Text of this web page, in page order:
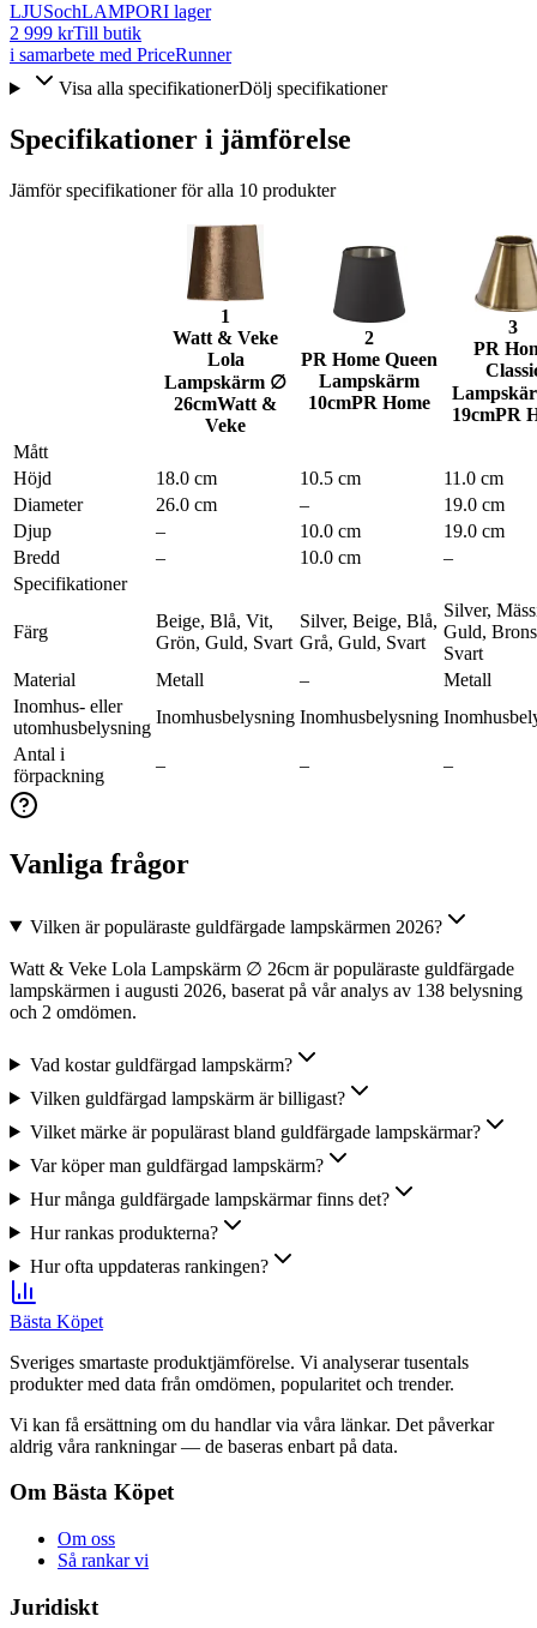
LJUSochLAMPORI lager
2 999 krTill butik
i samarbete med PriceRunner
Visa alla specifikationerDölj specifikationer
Specifikationer i jämförelse
Jämför specifikationer för alla 10 produkter
1
Watt & Veke
Lola
Lampskärm ∅
26cmWatt &
Veke
2
PR Home Queen
Lampskärm
10cmPR Home
3
PR
19cmPR
Mått
Höjd
18.0 cm 10.5 cm
11.0 cm
Diameter
26.0 cm –
19.0 cm
Djup
– 10.0 cm
19.0 cm
Bredd
– 10.0 cm
–
Specifikationer
Färg
Beige, Blå, Vit,
Grön, Guld, Svart
Silver, Beige, Blå,
Grå, Guld, Svart
Silver,
Guld,
Svart
Material
Metall –
Metall
Inomhus- eller
utomhusbelysning
Inomhusbelysning Inomhusbelysning
Antal i
förpackning
– – –
Vanliga frågor
Vilken är populäraste guldfärgade lampskärmen 2026?
Watt & Veke Lola Lampskärm ∅ 26cm är populäraste guldfärgade
lampskärmen i augusti 2026, baserat på vår analys av 138 belysning
och 2 omdömen.
Vad kostar guldfärgad lampskärm?
Vilken guldfärgad lampskärm är billigast?
Vilket märke är populärast bland guldfärgade lampskärmar?
Var köper man guldfärgad lampskärm?
Hur många guldfärgade lampskärmar finns det?
Hur rankas produkterna?
Hur ofta uppdateras rankingen?
Bästa Köpet
Sveriges smartaste produktjämförelse. Vi analyserar tusentals
produkter med data från omdömen, popularitet och trender.
Vi kan få ersättning om du handlar via våra länkar. Det påverkar
aldrig våra rankningar — de baseras enbart på data.
Om Bästa Köpet
Om oss
Så rankar vi
Juridiskt